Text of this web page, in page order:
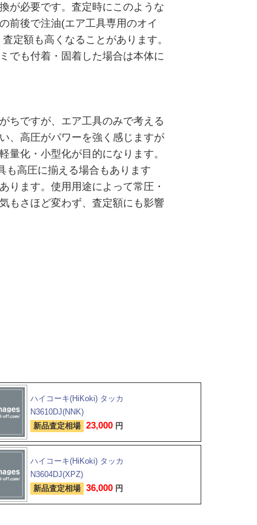
が必要です。査定時にこのような
前後で注油(エア工具専用のオイ
定額も高くなることがあります。
でも付着・固着した場合は本体に
ちですが、エア工具のみで考える
、高圧がパワーを強く感じますが
量化・小型化が目的になります。
も高圧に揃える場合もあります
ります。使用用途によって常圧・
もさほど変わず、査定額にも影響
ハイコーキ(HiKoki) タッカ
N3610DJ(NNK)
新品査定相場 23,000 円
ハイコーキ(HiKoki) タッカ
N3604DJ(XPZ)
新品査定相場 36,000 円